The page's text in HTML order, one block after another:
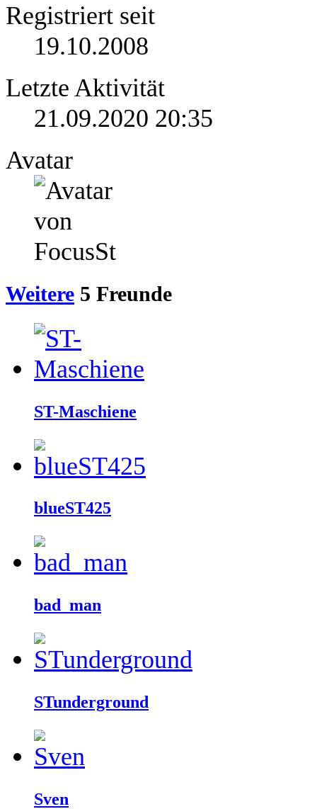
Registriert seit
19.10.2008
Letzte Aktivität
21.09.2020 20:35
Avatar
Weitere 5 Freunde
ST-Maschiene
blueST425
bad_man
STunderground
Sven